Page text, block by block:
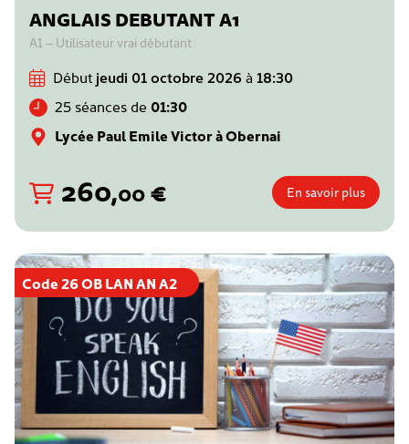
ANGLAIS DEBUTANT A1
A1 – Utilisateur vrai débutant
Début jeudi 01 octobre 2026 à 18:30
25 séances de 01:30
Lycée Paul Emile Victor à Obernai
260,00€ En savoir plus
Code 26 OB LAN AN A2